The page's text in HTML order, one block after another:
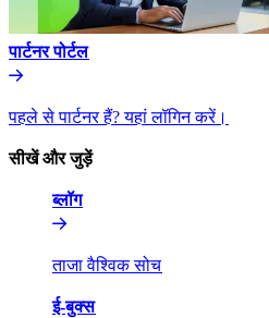
पार्टनर पोर्टल​​
पहले से पार्टनर हैं? यहां लॉगिन करें।​​
सीखें और जुड़ें​​
ब्लॉग​​
ताजा वैश्विक सोच​​
ई-बुक्स​​